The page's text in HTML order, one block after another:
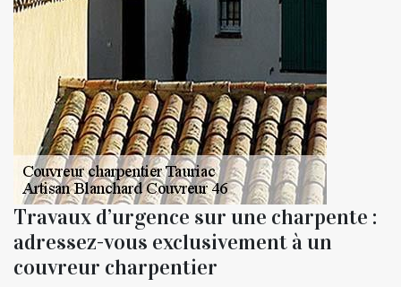
Travaux d’urgence sur une charpente :
adressez-vous exclusivement à un
couvreur charpentier